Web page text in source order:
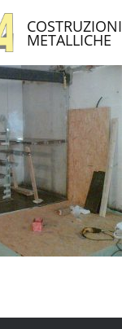
COSTRUZIONI
METALLICHE